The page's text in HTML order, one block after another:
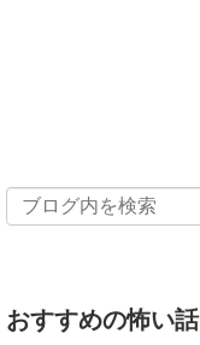
おすすめの怖い話